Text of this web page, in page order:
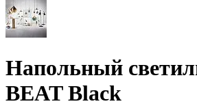
Напольный
BEAT Black